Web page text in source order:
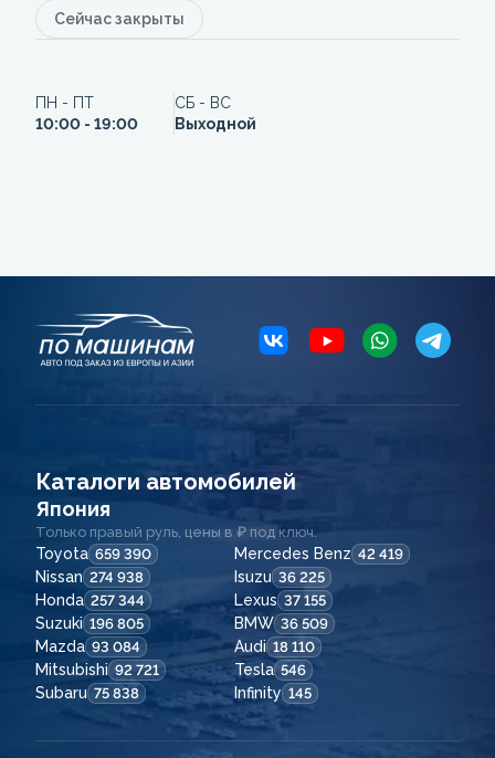
Сейчас закрыты
ПН - ПТ
10:00 - 19:00
СБ - ВС
Выходной
Каталоги автомобилей
Япония
Только правый руль, цены в ₽ под ключ.
Toyota 659 390 Mercedes Benz 42 419
Nissan 274 938 Isuzu 36 225
Honda 257 344 Lexus 37 155
Suzuki 196 805 BMW 36 509
Mazda 93 084 Audi 18 110
Mitsubishi 92 721 Tesla 546
Subaru 75 838 Infinity 145